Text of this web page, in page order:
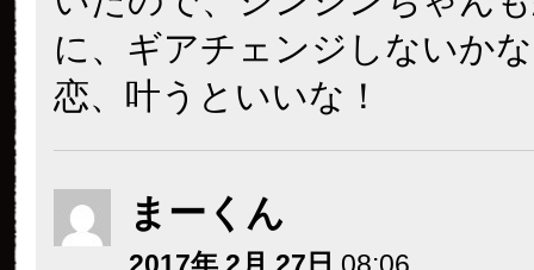
に、ギアチェンジしないか
恋、叶うといいな！
まーくん